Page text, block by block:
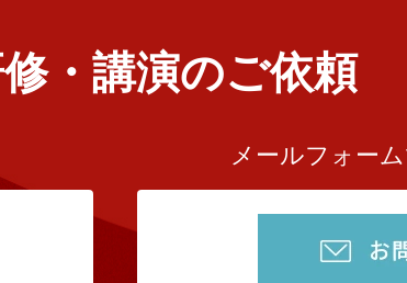
・講演のご依頼
メールフォー